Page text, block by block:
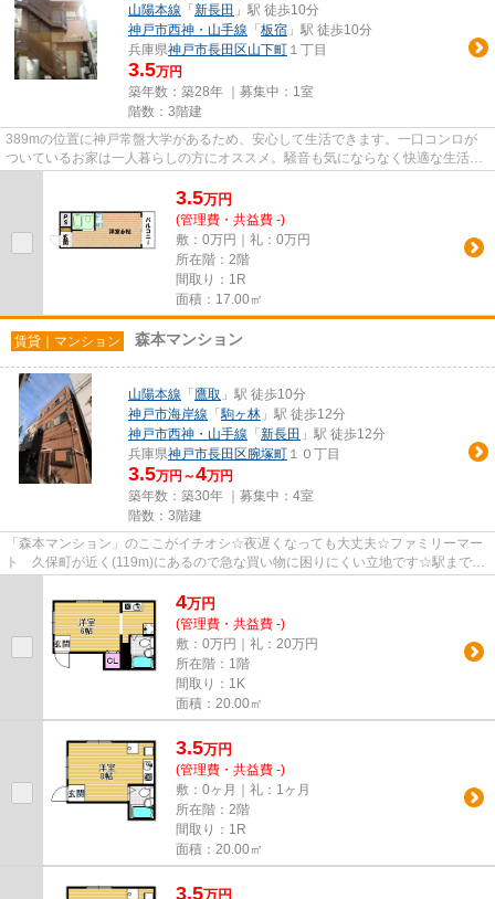
山陽本線 「 新長田 」駅 徒歩10分
神戸市西神・山手線 「 板宿 」駅 徒歩10分
兵庫県神戸市長田区山下町 １丁目
3.5万円
築年数：築28年 ｜募集中： 1室
階数：3階建
389mの位置に神戸常盤大学があるため、安心して生活できます。一口コンロが
ついているお家は一人暮らしの方にオススメ。騒音も気にならなく快適な生活が
3.5万円
(管理費・共益費 -)
敷：0万円｜礼：0万円
所在階：2階
間取り：1R
面積：17.00㎡
賃貸｜マンション 森本マンション
山陽本線 「 鷹取 」駅 徒歩10分
神戸市海岸線 「駒ヶ林 」駅 徒歩12分
神戸市西神・山手線 「 新長田 」駅 徒歩12分
兵庫県神戸市長田区腕塚町 １０丁目
3.5万円～4万円
築年数：築30年 ｜募集中： 4室
階数：3階建
「森本マンション」のここがイチオシ☆夜遅くなっても大丈夫☆ファミリーマー
ト 久保町が近く(119m)にあるので急な買い物に困りにくい立地です☆駅までの
4万円
(管理費・共益費 -)
敷：0万円｜礼：20万円
所在階：1階
間取り：1K
面積：20.00㎡
3.5万円
(管理費・共益費 -)
敷：0ヶ月｜礼：1ヶ月
所在階：2階
間取り：1R
面積：20.00㎡
3.5万円